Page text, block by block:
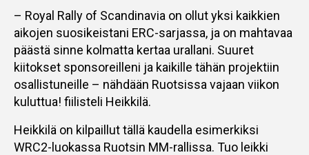
– Royal Rally of Scandinavia on ollut yksi kaikkien
aikojen suosikeistani ERC-sarjassa, ja on mahtavaa
päästä sinne kolmatta kertaa urallani. Suuret
kiitokset sponsoreilleni ja kaikille tähän projektiin
osallistuneille – nähdään Ruotsissa vajaan viikon
kuluttua! fiilisteli Heikkilä.
Heikkilä on kilpaillut tällä kaudella esimerkiksi
WRC2-luokassa Ruotsin MM-rallissa. Tuo leikki